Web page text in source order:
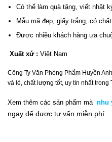
Có thể làm quà tặng, viết nhật
Mẫu mã đẹp, giấy trắng, có
Được nhiều khách hàng ưa
Xuất xứ : Việt Nam
Công Ty Văn Phòng Phẩm Huyền
và lẻ, chất lượng tốt, uy tín nhất trong
Xem thêm các sản phẩm mà nhu
ngay để được tư vấn miễn phí.